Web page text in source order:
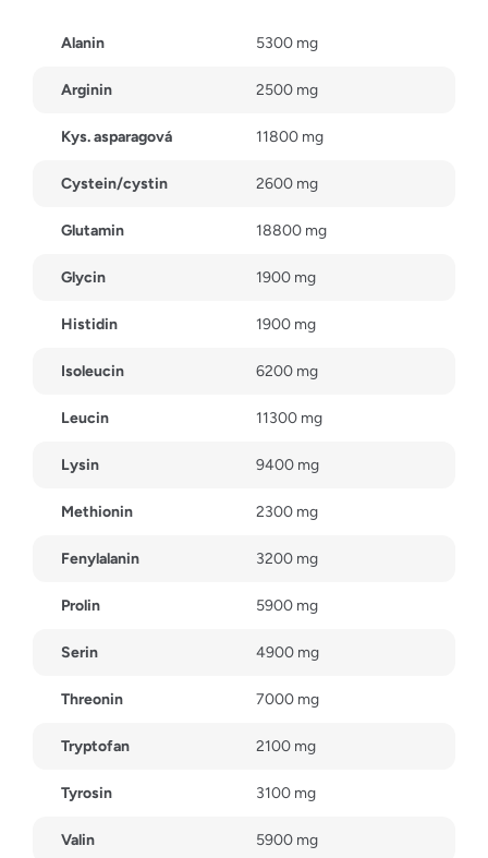
Alanin 5300 mg
Arginin 2500 mg
Kys. asparagová 11800 mg
Cystein/cystin 2600 mg
Glutamin 18800 mg
Glycin 1900 mg
Histidin 1900 mg
Isoleucin 6200 mg
Leucin 11300 mg
Lysin 9400 mg
Methionin 2300 mg
Fenylalanin 3200 mg
Prolin 5900 mg
Serin 4900 mg
Threonin 7000 mg
Tryptofan 2100 mg
Tyrosin 3100 mg
Valin 5900 mg